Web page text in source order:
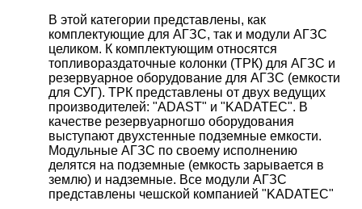
В этой категории представлены, как
комплектующие для АГЗС, так и модули АГЗС
целиком. К комплектующим относятся
топливораздаточные колонки (ТРК) для АГЗС и
резервуарное оборудование для АГЗС (емкости
для СУГ). ТРК представлены от двух ведущих
производителей: "ADAST" и "KADATEC". В
качестве резервуарногшо оборудования
выступают двухстенные подземные емкости.
Модульные АГЗС по своему исполнению
делятся на подземные (емкость зарывается в
землю) и надземные. Все модули АГЗС
представлены чешской компанией "KADATEC"